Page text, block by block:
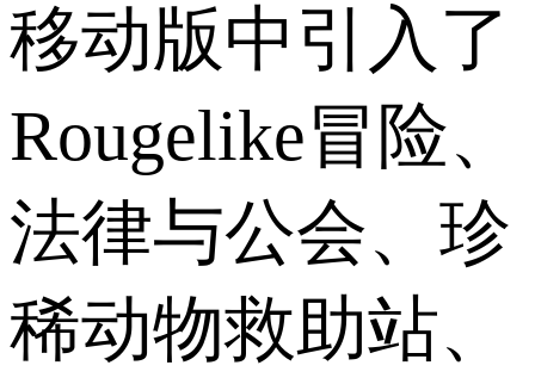
移动版中引入了
Rougelike冒险、
法律与公会、珍
稀动物救助站、